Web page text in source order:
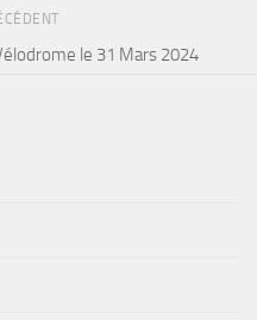
le 31 Mars 2024